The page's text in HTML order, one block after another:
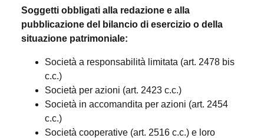
Soggetti obbligati alla redazione e alla
pubblicazione del bilancio di esercizio o della
situazione patrimoniale:
Società a responsabilità limitata (art. 2478 bis
c.c.)
Società per azioni (art. 2423 c.c.)
Società in accomandita per azioni (art. 2454
c.c.)
Società cooperative (art. 2516 c.c.) e loro